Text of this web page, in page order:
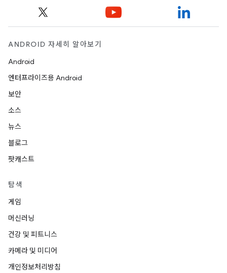
ANDROID 자세히 알아보기
Android
엔터프라이즈용 Android
보안
소스
뉴스
블로그
팟캐스트
탐색
게임
머신러닝
건강 및 피트니스
카메라 및 미디어
개인정보처리방침